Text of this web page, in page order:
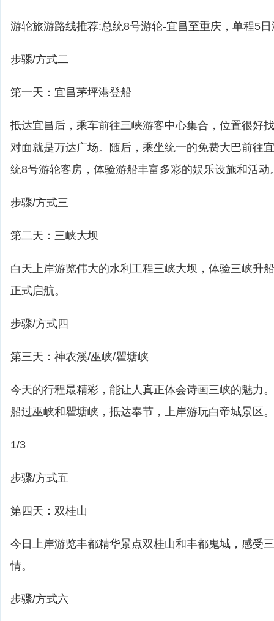
游轮旅游路线推荐:总统8号游轮-宜昌至重庆，单程5日
步骤/方式二
第一天：宜昌茅坪港登船
抵达宜昌后，乘车前往三峡游客中心集合，位置很好
对面就是万达广场。随后，乘坐统一的免费大巴前往
统8号游轮客房，体验游船丰富多彩的娱乐设施和活动
步骤/方式三
第二天：三峡大坝
白天上岸游览伟大的水利工程三峡大坝，体验三峡升
正式启航。
步骤/方式四
第三天：神农溪/巫峡/瞿塘峡
今天的行程最精彩，能让人真正体会诗画三峡的魅力
船过巫峡和瞿塘峡，抵达奉节，上岸游玩白帝城景区。
1/3
步骤/方式五
第四天：双桂山
今日上岸游览丰都精华景点双桂山和丰都鬼城，感受
情。
步骤/方式六